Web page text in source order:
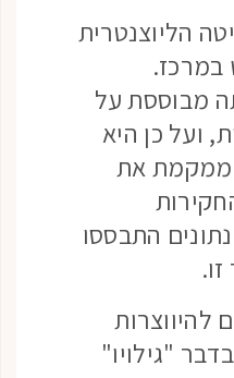
הליוצנטרית
מבוססת על
ועל כן היא
את
התבססו
להיווצרות
"גילויו"